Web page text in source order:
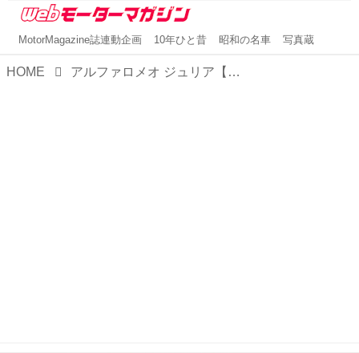
MotorMagazine誌連動企画 10年ひと昔 昭和の名車 写真蔵
HOME アルファロメオ ジュリア【1分で読める輸入車解説／2025年最新版】